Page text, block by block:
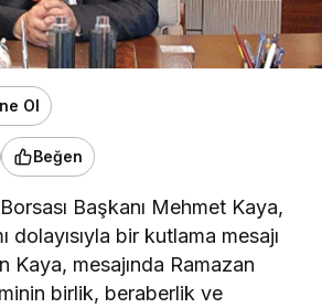
Ol
Beğen
Başkanı Mehmet Kaya,
dolayısıyla bir kutlama mesajı
Kaya, mesajında Ramazan
birlik, beraberlik ve